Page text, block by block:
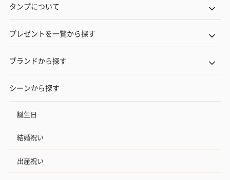
タンプについて
プレゼントを一覧から探す
ブランドから探す
シーンから探す
誕生日
結婚祝い
出産祝い